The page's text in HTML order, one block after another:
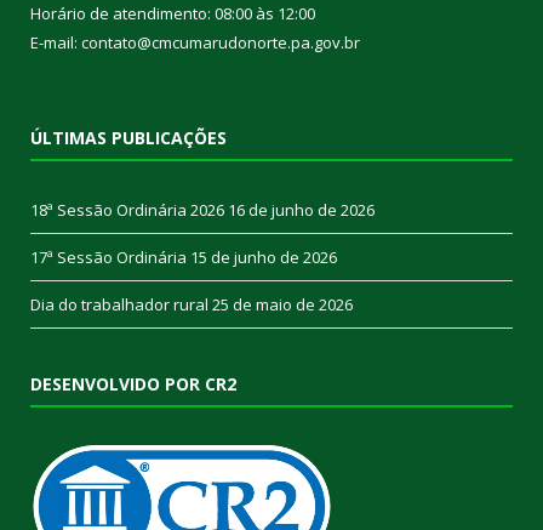
Horário de atendimento: 08:00 às 12:00
E-mail: contato@cmcumarudonorte.pa.gov.br
ÚLTIMAS PUBLICAÇÕES
18ª Sessão Ordinária 2026 16 de junho de 2026
17ª Sessão Ordinária 15 de junho de 2026
Dia do trabalhador rural 25 de maio de 2026
DESENVOLVIDO POR CR2